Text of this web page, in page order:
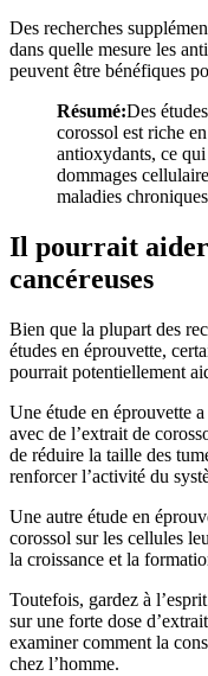
Des recherches
dans quelle mesure les
peuvent être bénéfiques
Résumé:Des
corossol est riche en
antioxydants, ce
dommages
maladies
Il pourrait aider
cancéreuses
Bien que la plupart des
études en éprouvette,
pourrait potentiellement
Une étude en éprouvette
avec de l’extrait de
de réduire la taille des
renforcer l’activité du
Une autre étude en
corossol sur les cellules
la croissance et la
Toutefois, gardez à
sur une forte dose
examiner comment la
chez l’homme.